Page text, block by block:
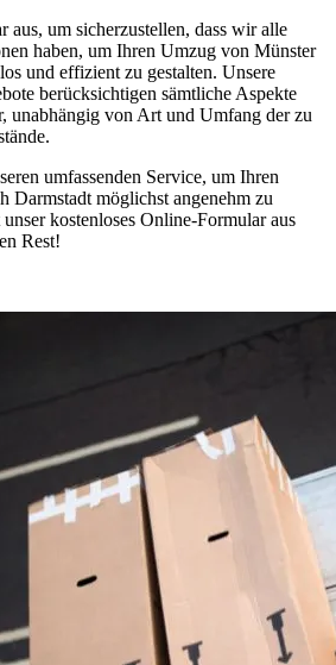
aus, um sicherzustellen, dass wir alle
haben, um Ihren Umzug von Münster
und effizient zu gestalten. Unsere
berücksichtigen sämtliche Aspekte
unabhängig von Art und Umfang der zu
umfassenden Service, um Ihren
Darmstadt möglichst angenehm zu
kostenloses Online-Formular aus
Rest!